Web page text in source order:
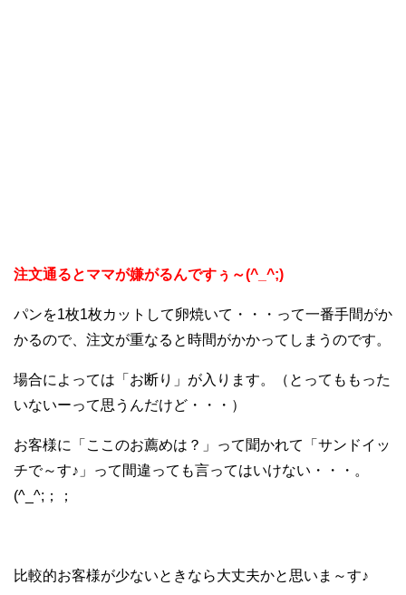
注文通るとママが嫌がるんですぅ～(^_^;)
パンを1枚1枚カットして卵焼いて・・・って一番手間がか
かるので、注文が重なると時間がかかってしまうのです。
場合によっては「お断り」が入ります。（とってももった
いないーって思うんだけど・・・）
お客様に「ここのお薦めは？」って聞かれて「サンドイッ
チで～す♪」って間違っても言ってはいけない・・・。
(^_^;；；
比較的お客様が少ないときなら大丈夫かと思いま～す♪